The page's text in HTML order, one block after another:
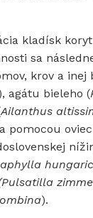
kladísk
sa
krov a inej
agátu bieleho (
Ailanthus
).